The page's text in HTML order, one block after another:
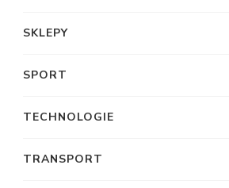
SKLEPY
SPORT
TECHNOLOGIE
TRANSPORT